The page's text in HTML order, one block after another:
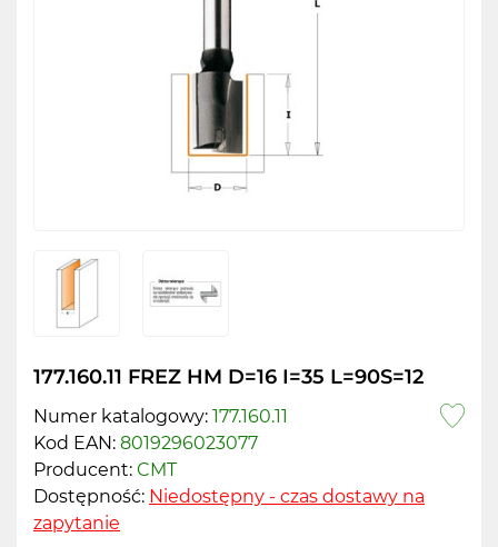
177.160.11 FREZ HM D=16 I=35 L=90S=12
Numer katalogowy: 177.160.11
Kod EAN: 8019296023077
Producent: CMT
Dostępność: Niedostępny - czas dostawy na
zapytanie